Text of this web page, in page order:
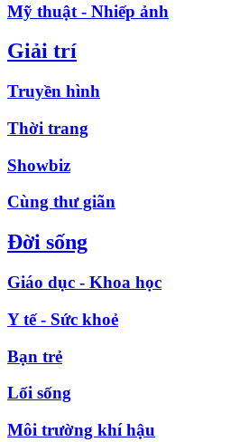
Mỹ thuật - Nhiếp ảnh
Giải trí
Truyền hình
Thời trang
Showbiz
Cùng thư giãn
Đời sống
Giáo dục - Khoa học
Y tế - Sức khoẻ
Bạn trẻ
Lối sống
Môi trường khí hậu